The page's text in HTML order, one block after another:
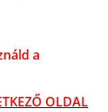
a
OLDAL